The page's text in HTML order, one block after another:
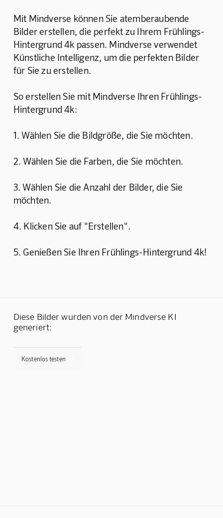
Mit Mindverse können Sie atemberaubende
Bilder erstellen, die perfekt zu Ihrem Frühlings-
Hintergrund 4k passen. Mindverse verwendet
Künstliche Intelligenz, um die perfekten Bilder
für Sie zu erstellen.
So erstellen Sie mit Mindverse Ihren Frühlings-
Hintergrund 4k:
1. Wählen Sie die Bildgröße, die Sie möchten.
2. Wählen Sie die Farben, die Sie möchten.
3. Wählen Sie die Anzahl der Bilder, die Sie
möchten.
4. Klicken Sie auf "Erstellen".
5. Genießen Sie Ihren Frühlings-Hintergrund 4k!
Diese Bilder wurden von der Mindverse KI
generiert:
Kostenlos testen